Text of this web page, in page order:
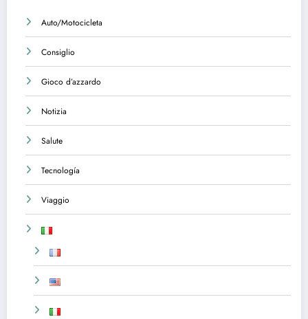
Auto/Motocicleta
Consiglio
Gioco d’azzardo
Notizia
Salute
Tecnología
Viaggio